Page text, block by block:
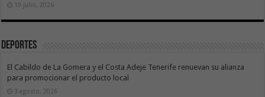
19 julio, 2026
Deportes
El Cabildo de La Gomera y el Costa Adeje Tenerife renuevan su alianza
para promocionar el producto local
3 agosto, 2026